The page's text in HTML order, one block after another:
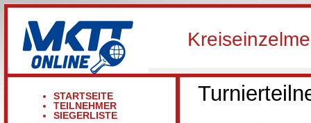
STARTSEITE
TEILNEHMER
SIEGERLISTE